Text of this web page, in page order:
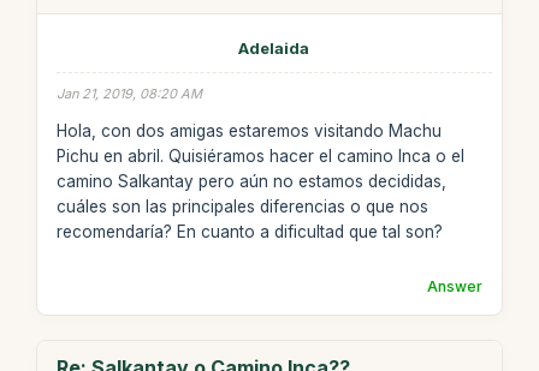
Adelaida
Jan 21, 2019, 08:20 AM
Hola, con dos amigas estaremos visitando Machu
Pichu en abril. Quisiéramos hacer el camino Inca o el
camino Salkantay pero aún no estamos decididas,
cuáles son las principales diferencias o que nos
recomendaría? En cuanto a dificultad que tal son?
Answer